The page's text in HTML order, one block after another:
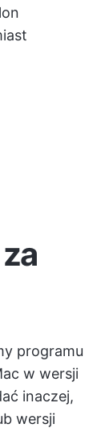
programu
w wersji
inaczej,
wersji